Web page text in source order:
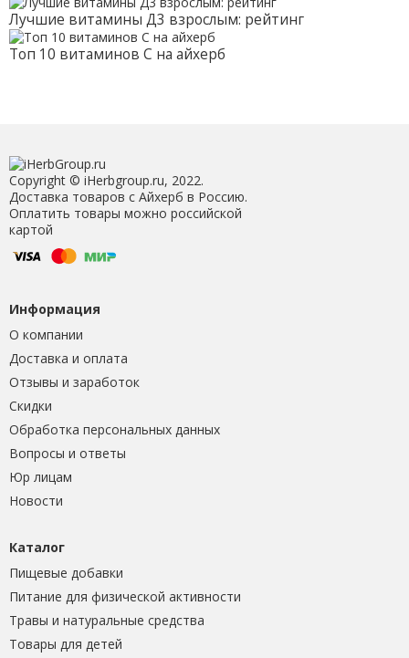
Лучшие витамины Д3 взрослым: рейтинг
Топ 10 витаминов С на айхерб
Copyright © iHerbgroup.ru, 2022.
Доставка товаров с Айхерб в Россию.
Оплатить товары можно российской
картой
Информация
О компании
Доставка и оплата
Отзывы и заработок
Скидки
Обработка персональных данных
Вопросы и ответы
Юр лицам
Новости
Каталог
Пищевые добавки
Питание для физической активности
Травы и натуральные средства
Товары для детей